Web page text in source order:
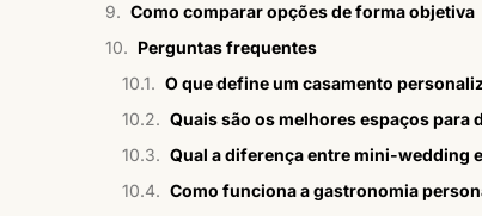
Como comparar opções de forma objetiva
Perguntas frequentes
O que define um casamento
Quais são os melhores espaços
Qual a diferença entre mini-wedding
Como funciona a gastronomia